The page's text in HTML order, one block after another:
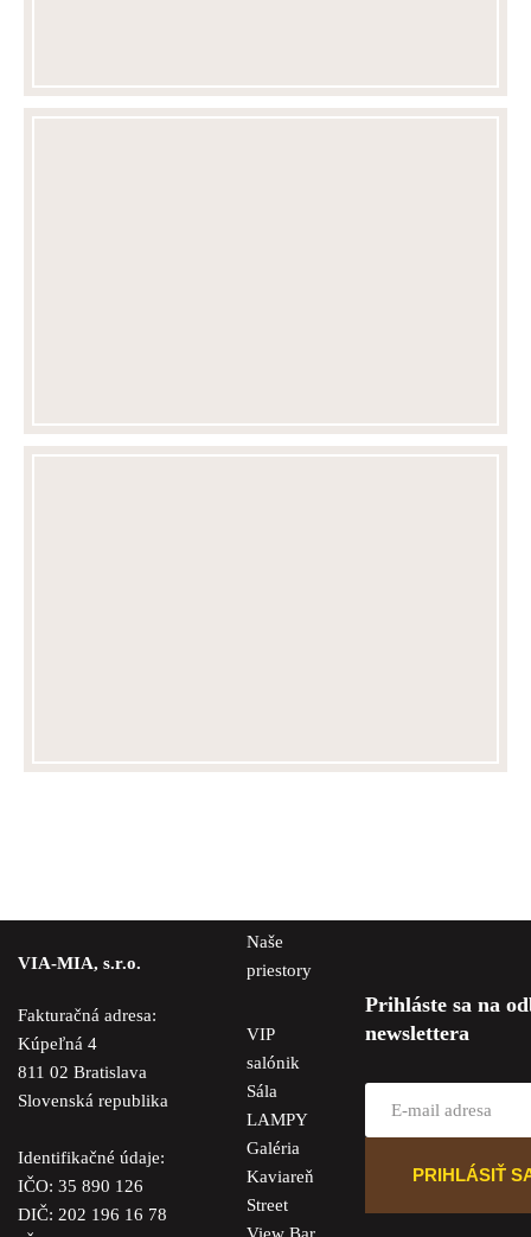
VIA-MIA, s.r.o.
Fakturačná adresa:
Kúpeľná 4
811 02 Bratislava
Slovenská republika
Identifikačné údaje:
IČO: 35 890 126
DIČ: 202 196 16 78
Naše
priestory
VIP
salónik
Sála
LAMPY
Galéria
Kaviareň
Street
Prihláste sa na
newslettera